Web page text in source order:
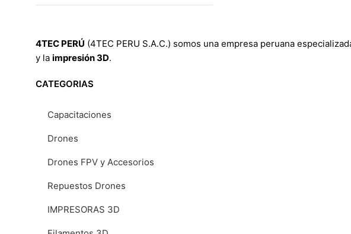
4TEC PERÚ (4TEC PERU S.A.C.) somos una empresa peruana
y la impresión 3D.
CATEGORIAS
Capacitaciones
Drones
Drones FPV y Accesorios
Repuestos Drones
IMPRESORAS 3D